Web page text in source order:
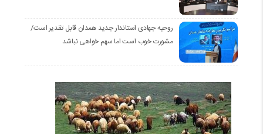
روحیه جهادی استاندار جدید همدان قابل تقدیر است/
مشورت خوب است اما سهم خواهی نباشد